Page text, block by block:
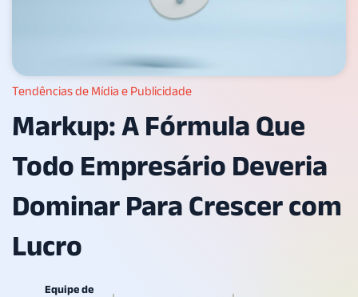
Tendências de Mídia e Publicidade
Markup: A Fórmula Que
Todo Empresário Deveria
Dominar Para Crescer com
Lucro
Equipe de